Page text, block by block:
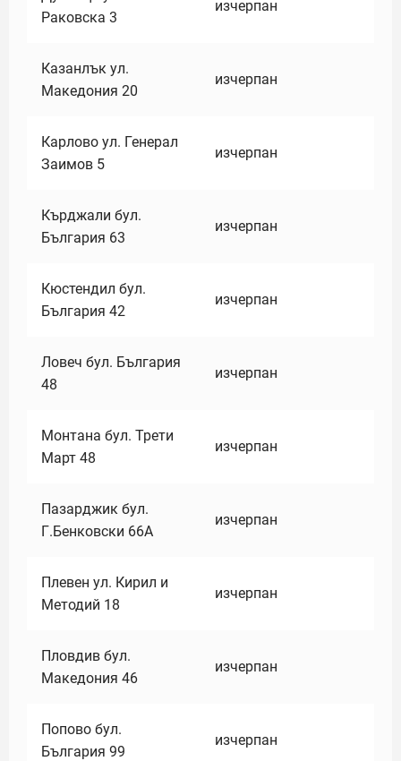
Раковска 3
изчерпан
Казанлък ул.
Македония 20
изчерпан
Карлово ул. Генерал
Заимов 5
изчерпан
Кърджали бул.
България 63
изчерпан
Кюстендил бул.
България 42
изчерпан
Ловеч бул. България
48
изчерпан
Монтана бул. Трети
Март 48
изчерпан
Пазарджик бул.
Г.Бенковски 66А
изчерпан
Плевен ул. Кирил и
Методий 18
изчерпан
Пловдив бул.
Македония 46
изчерпан
Попово бул.
България 99
изчерпан